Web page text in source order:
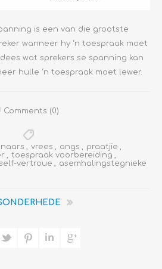
is een van die grootste
wanneer hy ‘n toespraak moet
wat sprekers se spanning kan
hulle ‘n toespraak moet lewer.
Comments (0)
vrees angs praatjie
toespraak voorbereiding
vertroue asemhalingstegnieke